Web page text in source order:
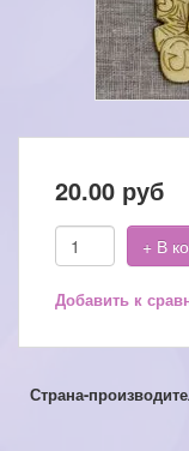
20.00 руб
+ В
Добавить к
Страна-